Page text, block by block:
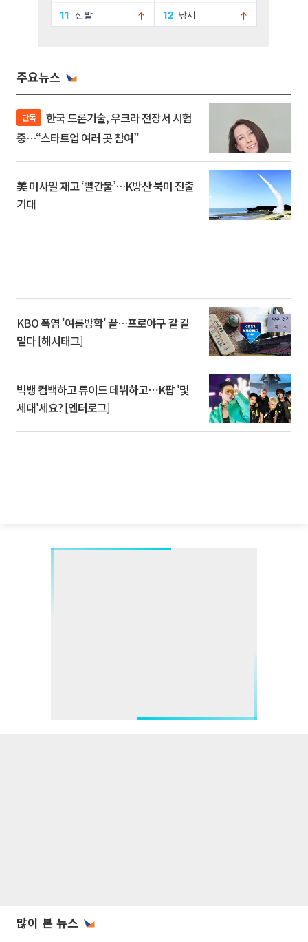
주요뉴스
단독
중…“스타트업 여러 곳 참여”
美 미사일 재고 ‘빨간불’…K방산 북미 진출
기대
KBO 폭염 '여름방학' 끝…프로야구 갈 길
멀다 [해시태그]
빅뱅 컴백하고 튜이드 데뷔하고⋯K팝 '몇
세대'세요? [엔터로그]
많이 본 뉴스